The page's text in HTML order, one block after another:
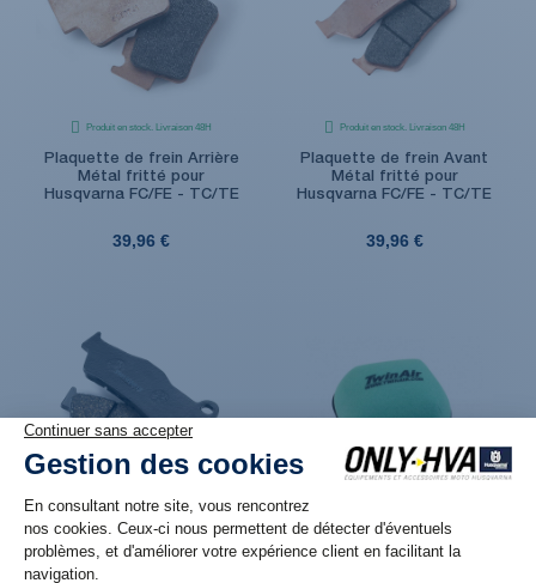
Produit en stock. Livraison 48H
Plaquette de frein Arrière
Métal fritté pour
Husqvarna FC/FE - TC/TE
39,96 €
Produit en stock. Livraison 48H
Plaquette de frein Avant
Métal fritté pour
Husqvarna FC/FE - TC/TE
39,96 €
Produit en stock. Livraison 48H
Plaquette de frein Avant
Organique pour Husqvarna
Produit en stock. Livraison 48H
Filtre à Air Pré-huilé pour